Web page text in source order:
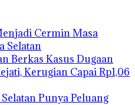
Cermin Masa
Selatan
Berkas Kasus Dugaan
Kerugian Capai Rp1,06
Punya Peluang